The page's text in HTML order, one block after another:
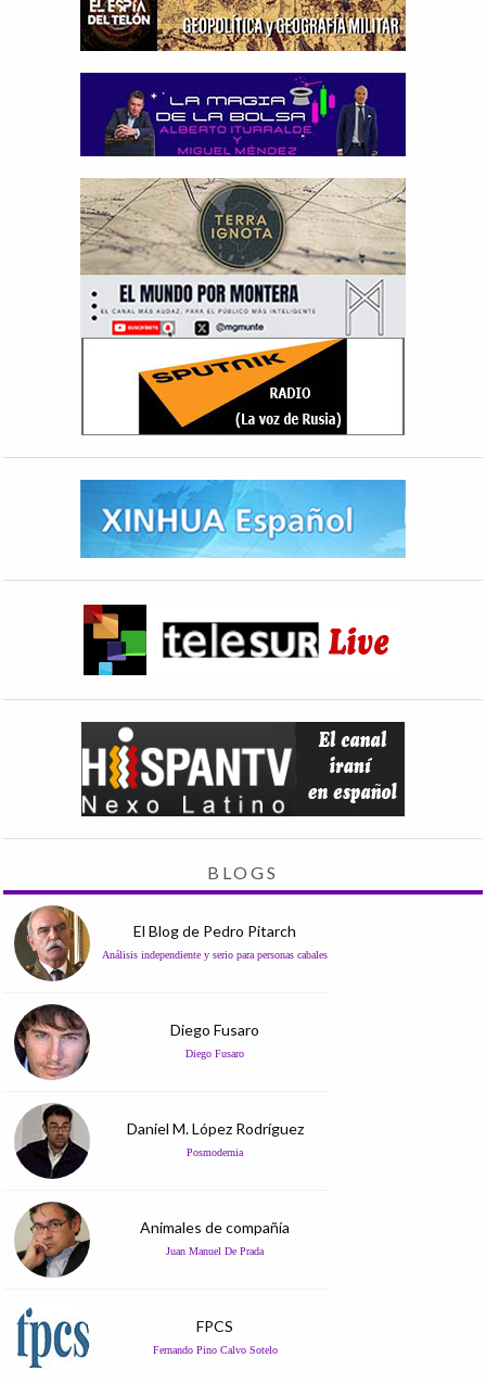
BLOGS
El Blog de Pedro Pitarch
Análisis independiente y serio para personas cabales
Diego Fusaro
Diego Fusaro
Daniel M. López Rodríguez
Posmodernia
Animales de compañía
Juan Manuel De Prada
FPCS
Fernando Pino Calvo Sotelo